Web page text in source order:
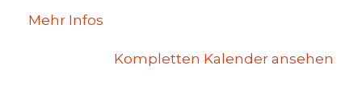
Mehr Infos
Kompletten Kalender ansehen